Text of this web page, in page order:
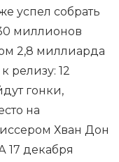
успел собрать
миллионов
2,8 миллиарда
релизу: 12
гонки,
на
Хван Дон
декабря